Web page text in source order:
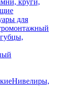
круги,
для
Нивелиры,